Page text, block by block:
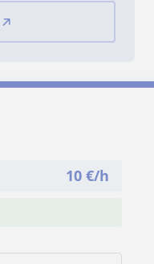
10 €/h